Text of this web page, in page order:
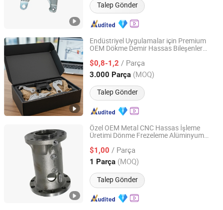
Talep Gönder
Endüstriyel Uygulamalar için Premium
OEM Dökme Demir Hassas Bileşenler
Döküm İşleme Makine
Donanımı
$0,8-1,2 / Parça
3.000 Parça (MOQ)
Talep Gönder
Qingdao Eathu Import and Export Co., Ltd.
Shandong, China Fiyat 2012
Özel OEM Metal CNC Hassas İşleme
Üretimi Dönme Frezeleme Alüminyum
Robot Cobot Makineleri Flanş Ürünü için
$1,00 / Parça
1 Parça (MOQ)
Talep Gönder
Kunshan Tiesheng Precision Technology Co., Ltd.
Jiangsu, China Fiyat 2025